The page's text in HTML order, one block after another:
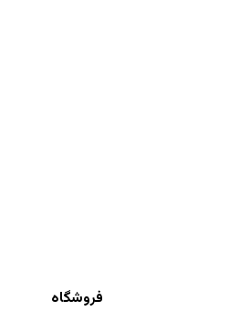
فروشگاه